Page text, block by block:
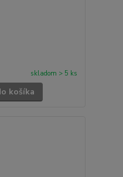
skladom > 5 ks
košíka